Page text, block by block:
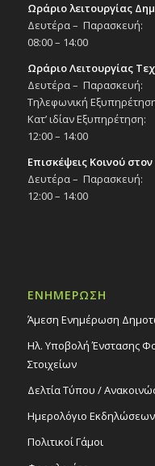
Ωράριο λειτουργίας
Δευτέρα – Παρασκευή:
08:00 – 14:00
Ωράριο Λειτουργίας
Δευτέρα – Παρασκευή:
Τηλεφωνική
Κατ’ ιδίαν Εξυπηρέτηση:
12:00 – 14:00
Επισκέψεις Κοινού
Δευτέρα – Παρασκευή:
12:00 – 14:00
ΕΝΗΜΕΡΩΣΗ
Άμεση Ενημέρωση
Ηλ. Υποβολή Ένστασης
Στοιχείων
Δελτία Τύπου /
Ημερολόγιο Εκδηλώσεων
Πολιτικοί Γάμοι